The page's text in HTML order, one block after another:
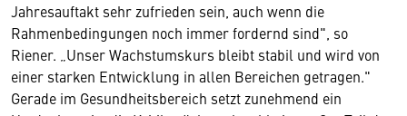
Jahresauftakt sehr zufrieden sein, auch wenn die
Rahmenbedingungen noch immer fordernd sind", so
Riener. „Unser Wachstumskurs bleibt stabil und wird von
einer starken Entwicklung in allen Bereichen getragen."
Gerade im Gesundheitsbereich setzt zunehmend ein